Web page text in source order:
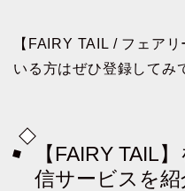
【FAIRY TAIL / フェア
いる方はぜひ登録してみ
【FAIRY TAIL
信サービスを紹